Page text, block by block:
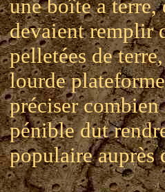
une boîte a terre,
devaient remplir
pelletées de
lourde
préciser
pénible dut
populaire auprès